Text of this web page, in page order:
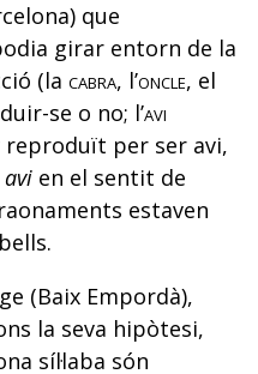
que
girar entorn de la
(la cabra, l’oncle, el
se o no; l’avi
reproduït per ser avi,
avien el sentit de
estaven
(Baix Empordà),
la seva hipòtesi,
síl·laba són